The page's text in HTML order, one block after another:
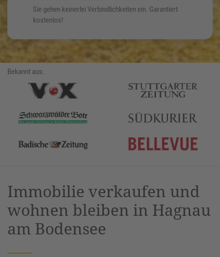
Sie gehen keinerlei Verbindlichkeiten ein. Garantiert
kostenlos!
Bekannt aus:
Immobilie verkaufen und
wohnen bleiben in Hagnau
am Bodensee